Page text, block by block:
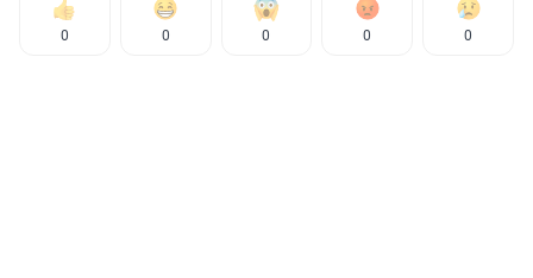
0 0 0 0 0